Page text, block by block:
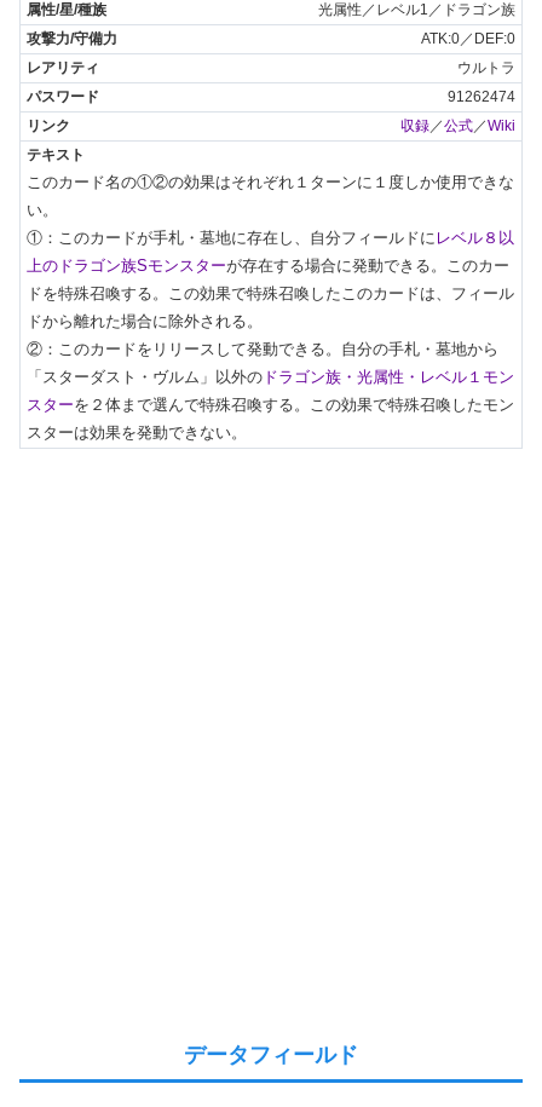
光属性／レベル1／ドラゴン族
ATK:0／DEF:0
ウルトラ
91262474
収録／公式／Wiki
このカード名の①②の効果はそれぞれ１ターンに１度しか使用できな
い。
①：このカードが手札・墓地に存在し、自分フィールドに レベル８以
上のドラゴン族Sモンスターが存在する場合に発動できる。このカー
ドを特殊召喚する。この効果で特殊召喚したこのカードは、フィール
ドから離れた場合に除外される。
②：このカードをリリースして発動できる。自分の手札・墓地から
「スターダスト・ヴルム」以外の ドラゴン族・光属性・レベル１モン
スターを２体まで選んで特殊召喚する。この効果で特殊召喚したモン
スターは効果を発動できない。
データフィールド